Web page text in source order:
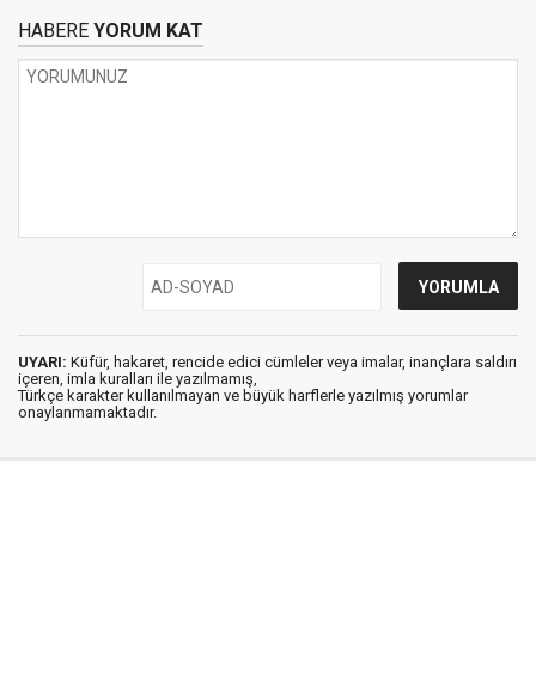
HABERE YORUM KAT
UYARI: Küfür, hakaret, rencide edici cümleler veya imalar, inançlara saldırı
içeren, imla kuralları ile yazılmamış,
Türkçe karakter kullanılmayan ve büyük harflerle yazılmış yorumlar
onaylanmamaktadır.